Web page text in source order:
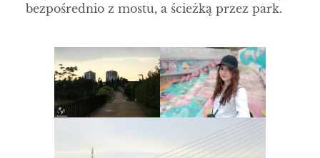
bezpośrednio z mostu, a ścieżką przez park.